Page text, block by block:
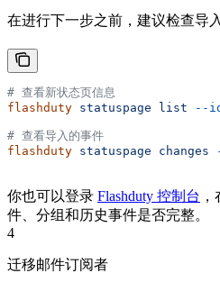
在进行下一步之前，建议检查导
# 查看新状态页信息
flashduty statuspage list --
# 查看导入的事件
flashduty statuspage changes
你也可以登录 Flashduty 控制台
件、分组和历史事件是否完整。
4
迁移邮件订阅者